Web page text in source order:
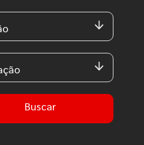
Buscar